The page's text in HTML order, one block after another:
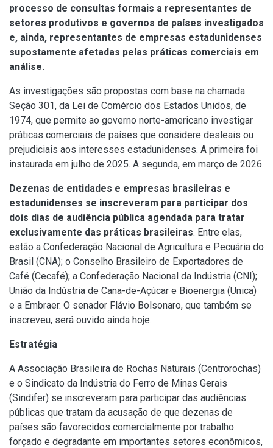
processo de consultas formais a representantes de
setores produtivos e governos de países investigados
e, ainda, representantes de empresas estadunidenses
supostamente afetadas pelas práticas comerciais em
análise.
As investigações são propostas com base na chamada
Seção 301, da Lei de Comércio dos Estados Unidos, de
1974, que permite ao governo norte-americano investigar
práticas comerciais de países que considere desleais ou
prejudiciais aos interesses estadunidenses. A primeira foi
instaurada em julho de 2025. A segunda, em março de 2026.
Dezenas de entidades e empresas brasileiras e
estadunidenses se inscreveram para participar dos
dois dias de audiência pública agendada para tratar
exclusivamente das práticas brasileiras. Entre elas,
estão a Confederação Nacional de Agricultura e Pecuária do
Brasil (CNA); o Conselho Brasileiro de Exportadores de
Café (Cecafé); a Confederação Nacional da Indústria (CNI);
União da Indústria de Cana-de-Açúcar e Bioenergia (Unica)
e a Embraer. O senador Flávio Bolsonaro, que também se
inscreveu, será ouvido ainda hoje.
Estratégia
A Associação Brasileira de Rochas Naturais (Centrorochas)
e o Sindicato da Indústria do Ferro de Minas Gerais
(Sindifer) se inscreveram para participar das audiências
públicas que tratam da acusação de que dezenas de
países são favorecidos comercialmente por trabalho
forçado e degradante em importantes setores econômicos,